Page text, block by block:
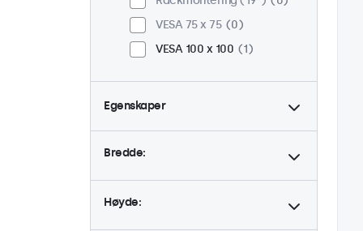
VESA 75 x 75
0
VESA 100 x 100
1
Egenskaper
4:3 / 5:4
0
Dimbar
1
24/7 bruk
1
Bredde:
Høyde: